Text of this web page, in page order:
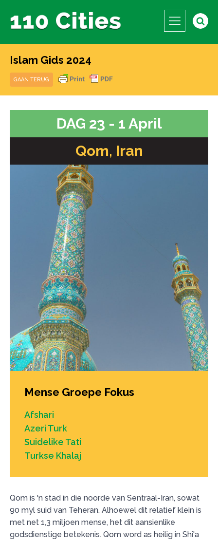
Islam Gids 2024
GAAN TERUG
DAG 23 - 1 April
Qom, Iran
Mense Groepe Fokus
Afshari
Azeri Turk
Suidelike Tati
Turkse Khalaj
Qom is 'n stad in die noorde van Sentraal-Iran, sowat
90 myl suid van Teheran. Alhoewel dit relatief klein is
met net 1,3 miljoen mense, het dit aansienlike
godsdienstige betekenis. Qom word as heilig in Shi'a